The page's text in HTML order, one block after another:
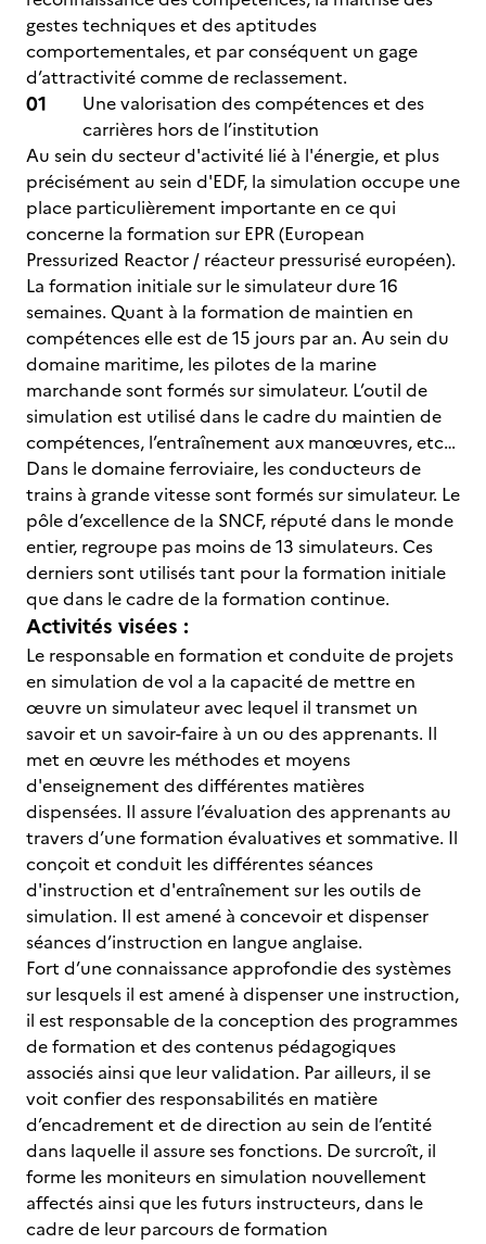
gestes techniques et des aptitudes
comportementales, et par conséquent un gage
d’attractivité comme de reclassement.
Une valorisation des compétences et des
carrières hors de l’institution
Au sein du secteur d'activité lié à l'énergie, et plus
précisément au sein d'EDF, la simulation occupe une
place particulièrement importante en ce qui
concerne la formation sur EPR (European
Pressurized Reactor / réacteur pressurisé européen).
La formation initiale sur le simulateur dure 16
semaines. Quant à la formation de maintien en
compétences elle est de 15 jours par an. Au sein du
domaine maritime, les pilotes de la marine
marchande sont formés sur simulateur. L’outil de
simulation est utilisé dans le cadre du maintien de
compétences, l’entraînement aux manœuvres, etc…
Dans le domaine ferroviaire, les conducteurs de
trains à grande vitesse sont formés sur simulateur. Le
pôle d’excellence de la SNCF, réputé dans le monde
entier, regroupe pas moins de 13 simulateurs. Ces
derniers sont utilisés tant pour la formation initiale
que dans le cadre de la formation continue.
Activités visées :
Le responsable en formation et conduite de projets
en simulation de vol a la capacité de mettre en
œuvre un simulateur avec lequel il transmet un
savoir et un savoir-faire à un ou des apprenants. Il
met en œuvre les méthodes et moyens
d'enseignement des différentes matières
dispensées. Il assure l’évaluation des apprenants au
travers d’une formation évaluatives et sommative. Il
conçoit et conduit les différentes séances
d'instruction et d'entraînement sur les outils de
simulation. Il est amené à concevoir et dispenser
séances d’instruction en langue anglaise.
Fort d’une connaissance approfondie des systèmes
sur lesquels il est amené à dispenser une instruction,
il est responsable de la conception des programmes
de formation et des contenus pédagogiques
associés ainsi que leur validation. Par ailleurs, il se
voit confier des responsabilités en matière
d’encadrement et de direction au sein de l’entité
dans laquelle il assure ses fonctions. De surcroît, il
forme les moniteurs en simulation nouvellement
affectés ainsi que les futurs instructeurs, dans le
cadre de leur parcours de formation